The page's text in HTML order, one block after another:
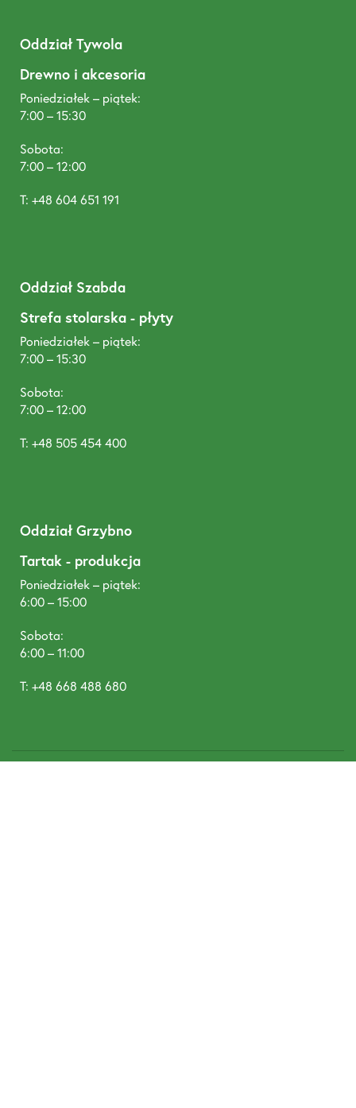
Oddział Tywola
Drewno i akcesoria
Poniedziałek – piątek:
7:00 – 15:30
Sobota:
7:00 – 12:00
T: +48 604 651 191
Oddział Szabda
Strefa stolarska - płyty
Poniedziałek – piątek:
7:00 – 15:30
Sobota:
7:00 – 12:00
T: +48 505 454 400
Oddział Grzybno
Tartak - produkcja
Poniedziałek – piątek:
6:00 – 15:00
Sobota:
6:00 – 11:00
T: +48 668 488 680